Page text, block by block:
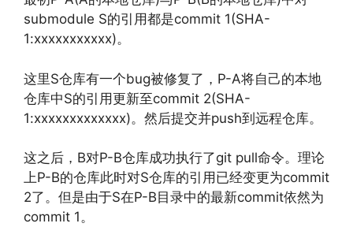
submodule S的引用都是commit 1(SHA-
1:xxxxxxxxxxx)。
这里S仓库有一个bug被修复了，P-A将自己的本地
仓库中S的引用更新至commit 2(SHA-
1:xxxxxxxxxxxxx)。然后提交并push到远程仓库。
这之后，B对P-B仓库成功执行了git pull命令。理论
上P-B的仓库此时对S仓库的引用已经变更为commit
2了。但是由于S在P-B目录中的最新commit依然为
commit 1。